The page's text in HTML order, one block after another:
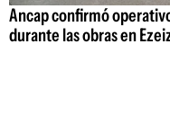
Ancap confirmó
durante las obras en